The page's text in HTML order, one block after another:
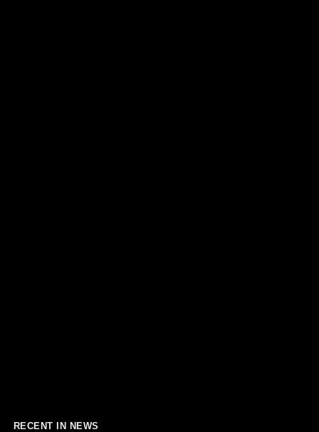
RECENT IN NEWS